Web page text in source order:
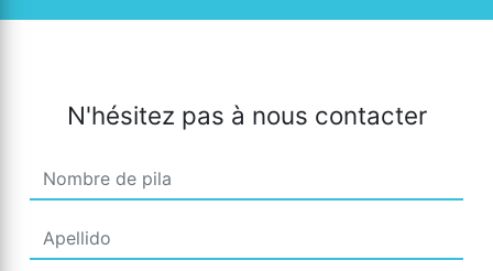
N'hésitez pas à nous contacter